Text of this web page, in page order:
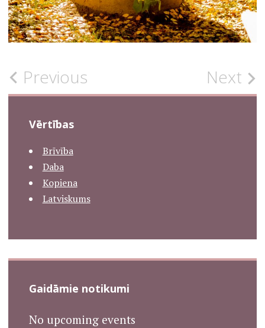
UNCATEGORISED
Post
navigation
Previous Next
Vērtības
Brīvība
Daba
Kopiena
Latviskums
Gaidāmie notikumi
No upcoming events